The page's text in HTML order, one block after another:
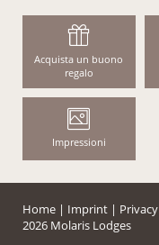
Acquista un buono
regalo
Impressioni
Home | Imprint | Privacy
2026 Molaris Lodges